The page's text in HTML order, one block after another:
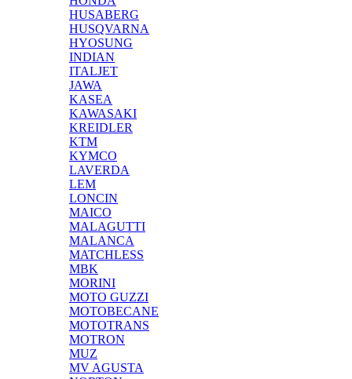
HUSABERG
HUSQVARNA
HYOSUNG
INDIAN
ITALJET
JAWA
KASEA
KAWASAKI
KREIDLER
KTM
KYMCO
LAVERDA
LEM
LONCIN
MAICO
MALAGUTTI
MALANCA
MATCHLESS
MBK
MORINI
MOTO GUZZI
MOTOBECANE
MOTOTRANS
MOTRON
MUZ
MV AGUSTA